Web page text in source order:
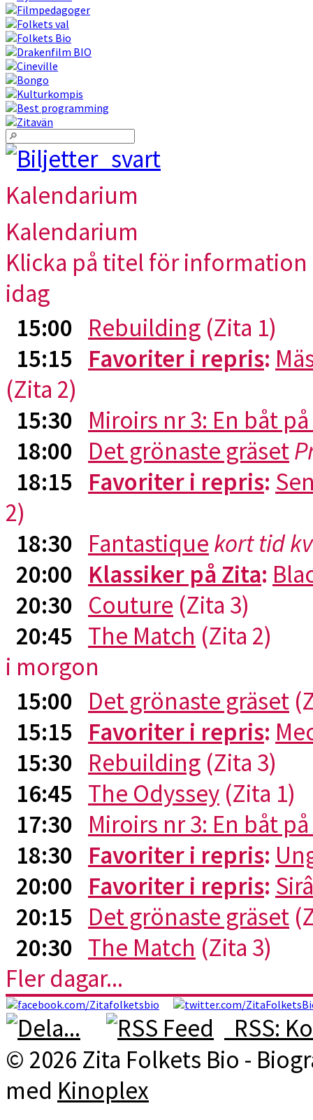
Kalendarium
Kalendarium
Klicka på titel för
idag
15:00 Rebuilding (Zita 1)
15:15 Favoriter i repris:
(Zita 2)
15:30 Miroirs nr 3: En båt
18:00 Det grönaste gräset
18:15 Favoriter i repris:
2)
18:30 Fantastique kort tid
20:00 Klassiker på Zita:
20:30 Couture (Zita 3)
20:45 The Match (Zita 2)
i morgon
15:00 Det grönaste gräset
15:15 Favoriter i repris:
15:30 Rebuilding (Zita 3)
16:45 The Odyssey (Zita 1)
17:30 Miroirs nr 3: En båt
18:30 Favoriter i repris:
20:00 Favoriter i repris:
20:15 Det grönaste gräset
20:30 The Match (Zita 3)
Fler dagar...
RSS:
© 2026 Zita Folkets Bio -
med Kinoplex